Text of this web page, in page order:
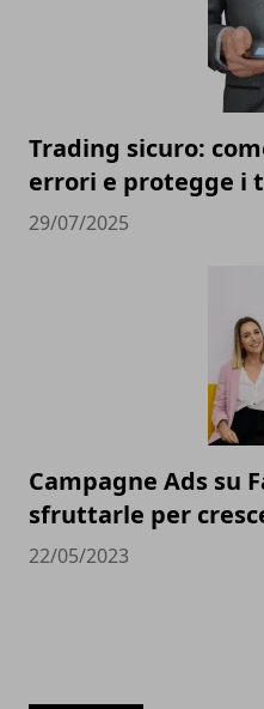
Trading sicuro:
errori e protegge i
29/07/2025
Campagne Ads su
sfruttarle per
22/05/2023